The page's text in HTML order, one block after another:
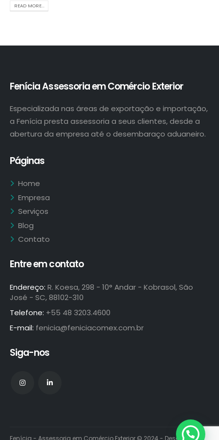
READ MORE...
Fenícia Assessoria em Comércio Exterior
Especializada nas áreas de exportação e importação,
a Fenícia presta assessoria a seus clientes, desde a
abertura da empresa até o desembaraço aduaneiro.
Páginas
Home
Empresa
Serviços
Blog
Contato
Entre em contato
Endereço: R. Koesa, 298 - 10° Andar - Kobrasol, São
José - SC, 88102-310
Telefone: +55 48 3203.4600
E-mail: fenicia@feniciacomex.com.br
Siga-nos